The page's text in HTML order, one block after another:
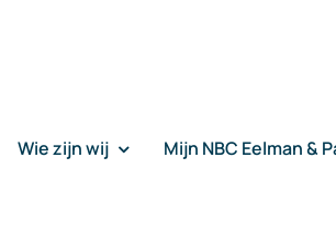
Wie zijn wij Mijn NBC Eelman &